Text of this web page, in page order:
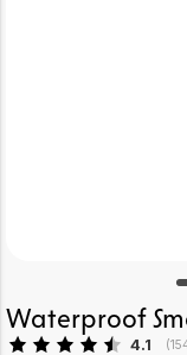
Waterproof
4.1 (